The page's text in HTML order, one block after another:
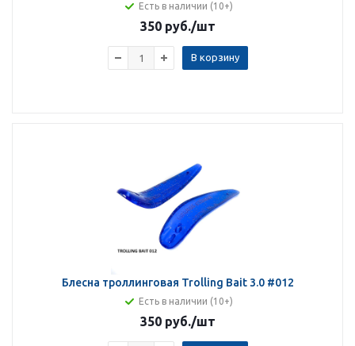
Есть в наличии (10+)
350 руб./шт
В корзину
Блесна троллинговая Trolling Bait 3.0 #012
Есть в наличии (10+)
350 руб./шт